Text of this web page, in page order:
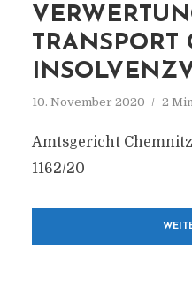
TRANSPORT
10. November 2020 2
Amtsgericht
1162/20